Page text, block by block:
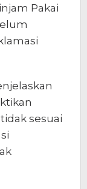
Pakai
sesuai